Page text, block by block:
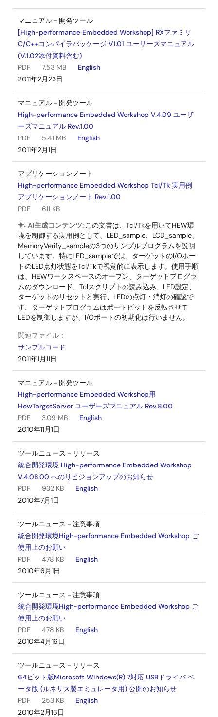
マニュアル－開発ツール
[High-performance Embedded Workshop] RXファミリ
C/C++コンパイラパッケージ V1.01 ユーザーズマニュアル
(V.1.02添付資料含む)
PDF
7.53 MB
English
2011年2月23日
マニュアル－開発ツール
High-performance Embedded Workshop V.4.09 ユーザ
ーズマニュアル Rev.1.00
PDF
5.41 MB
English
2011年2月1日
アプリケーションノート
High-performance Embedded Workshop Tcl/Tk 実用例
アプリケーションノート Rev.1.00
PDF
611 KB
AI生成コンテンツ: この文書は、Tcl/Tkを用いてHEW環
境を制御する実用例として、LED_sample、LCD_sample、
MemoryVerify_sampleの3つのサンプルプログラムを説明
しています。特にLED_sampleでは、ターゲットのI/Oポー
トのLED点灯状態をTcl/Tkで視覚的に表示します。使用手順
は、HEWワークスペースのオープン、ターゲットプログラ
ムのダウンロード、Tclスクリプトの読み込み、LED設定、
ターゲットのリセットと実行、LEDの点灯・消灯の確認で
す。ターゲットプログラムはポートビットを反転させて
LEDを制御しますが、I/Oポートの初期化は行いません。
関連ファイル：
サンプルコード
2011年1月11日
マニュアル－開発ツール
High-performance Embedded Workshop用
HewTargetServer ユーザーズマニュアル Rev.8.00
PDF
3.09 MB
English
2010年11月1日
ツールニュース－リリース
統合開発環境 High-performance Embedded Workshop
V.4.08.00 へのリビジョンアップのお知らせ
PDF
932 KB
English
2010年7月1日
ツールニュース－注意事項
統合開発環境High-performance Embedded Workshop ご
使用上のお願い
PDF
478 KB
English
2010年6月1日
ツールニュース－注意事項
統合開発環境High-performance Embedded Workshop ご
使用上のお願い
PDF
478 KB
English
2010年4月16日
ツールニュース－リリース
64ビット版Microsoft Windows(R) 7対応 USBドライバ ベ
ータ版 (ルネサス製エミュレータ用) 公開のお知らせ
PDF
253 KB
English
2010年2月16日